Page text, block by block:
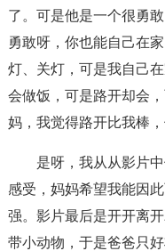
了。可是他是一个很勇
勇敢呀，你也能自己在
灯、关灯，可是我自己
会做饭，可是路开却会
妈，我觉得路开比我棒
是呀，我从从影片
感受，妈妈希望我能因
强。影片最后是开开离
带小动物，于是爸爸只